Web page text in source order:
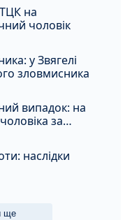
на
чоловік
у Звягелі
зловмисника
випадок: на
за
наслідки
ще